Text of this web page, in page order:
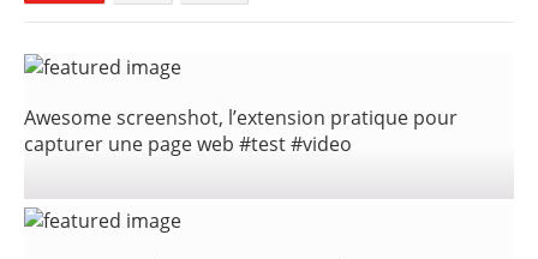
Awesome screenshot, l’extension pratique pour
capturer une page web #test #video